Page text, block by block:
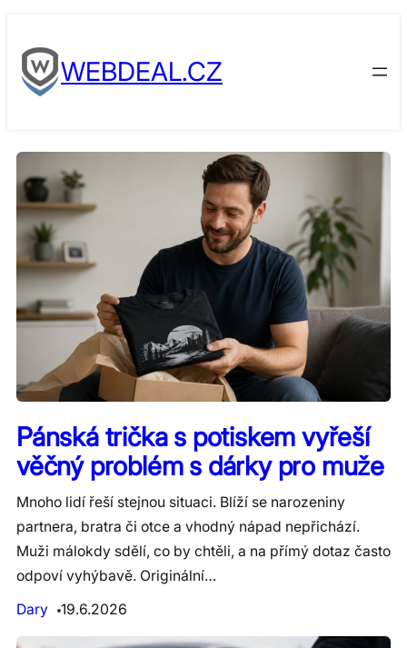
to
contentWEBDEAL.CZ
Pánská trička s potiskem vyřeší
věčný problém s dárky pro muže
Mnoho lidí řeší stejnou situaci. Blíží se narozeniny
partnera, bratra či otce a vhodný nápad nepřichází.
Muži málokdy sdělí, co by chtěli, a na přímý dotaz často
odpoví vyhýbavě. Originální…
Dary
19.6.2026